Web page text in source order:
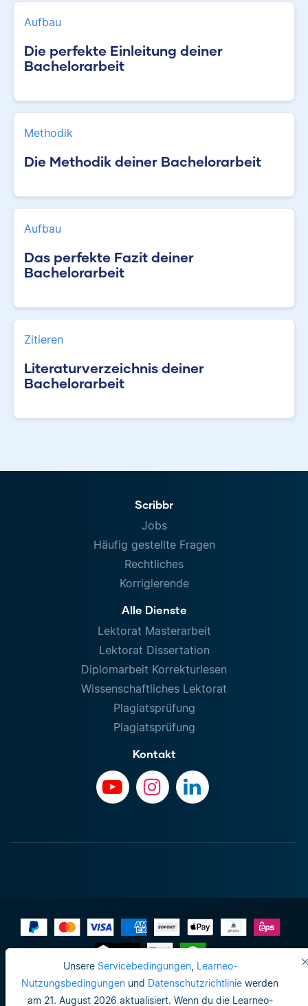
Unsere Servicebedingungen, Learneo-
Nutzungsbedingungen und Datenschutzrichtlinie werden
am 21. August 2026 aktualisiert. Wenn du die Learneo-
Aufbau
Die perfekte Einleitung deiner
Bachelorarbeit
Methodik
Die Methodik deiner Bachelorarbeit
Aufbau
Das perfekte Fazit deiner
Bachelorarbeit
Zitieren
Literaturverzeichnis deiner
Bachelorarbeit
Scribbr
Jobs
Häufig gestellte Fragen
Rechtliches
Korrigierende
Alle Dienste
Lektorat Masterarbeit
Lektorat Dissertation
Diplomarbeit Korrekturlesen
Wissenschaftliches Lektorat
Plagiatsprüfung
Plagiatsprüfung
Kontakt
Impressum